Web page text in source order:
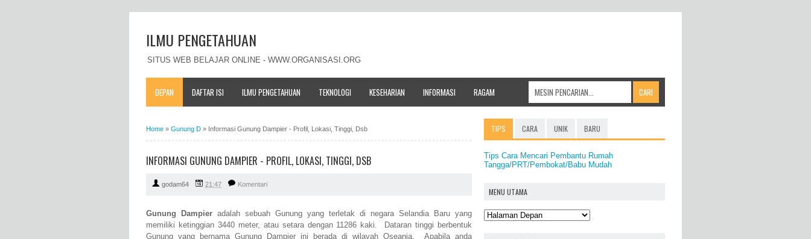
ILMU PENGETAHUAN
SITUS WEB BELAJAR ONLINE - WWW.ORGANISASI.ORG
DEPAN DAFTAR ISI ILMU PENGETAHUAN TEKNOLOGI KESEHARIAN INFORMASI RAGAM
Home » Gunung D » Informasi Gunung Dampier - Profil, Lokasi, Tinggi, Dsb
INFORMASI GUNUNG DAMPIER - PROFIL, LOKASI, TINGGI, DSB
godam64 21:47 Komentari
Gunung Dampier adalah sebuah Gunung yang terletak di negara Selandia Baru yang
memiliki ketinggian 3440 meter, atau setara dengan 11286 kaki. Dataran tinggi berbentuk
Gunung yang bernama Gunung Dampier ini berada di wilayah Oseania. Apabila anda
TIPS CARA UNIK BARU
Tips Cara Mencari Pembantu Rumah
Tangga/PRT/Pembokat/Babu Mudah
MENU UTAMA